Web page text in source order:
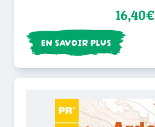
Bessin... à pied®
16,40€
EN SAVOIR PLUS